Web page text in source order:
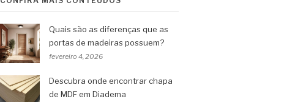
Quais são as diferenças que as
portas de madeiras possuem?
fevereiro 4, 2026
Descubra onde encontrar chapa
de MDF em Diadema